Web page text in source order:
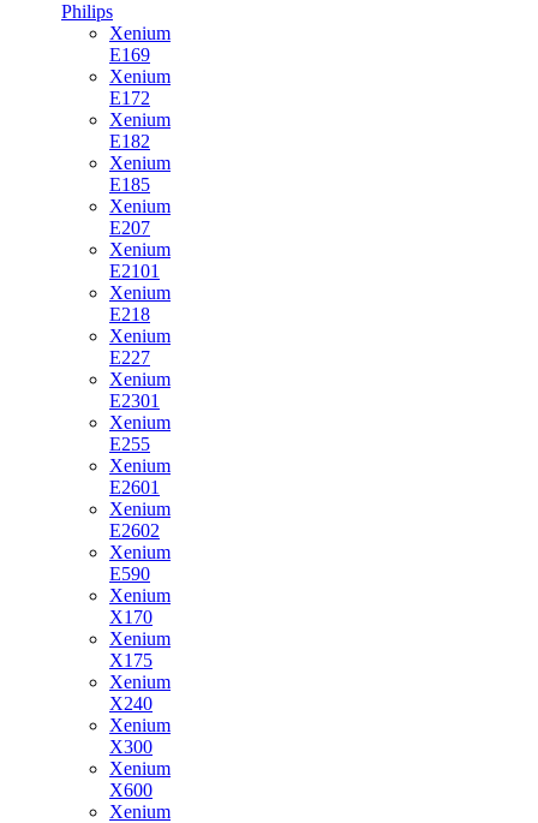
Philips
Xenium
E169
Xenium
E172
Xenium
E182
Xenium
E185
Xenium
E207
Xenium
E2101
Xenium
E218
Xenium
E227
Xenium
E2301
Xenium
E255
Xenium
E2601
Xenium
E2602
Xenium
E590
Xenium
X170
Xenium
X175
Xenium
X240
Xenium
X300
Xenium
X600
Xenium